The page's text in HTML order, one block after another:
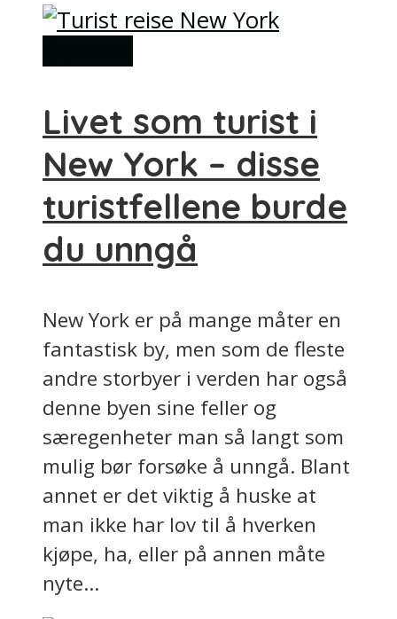
Livet som turist i
New York – disse
turistfellene burde
du unngå
New York er på mange måter en
fantastisk by, men som de fleste
andre storbyer i verden har også
denne byen sine feller og
særegenheter man så langt som
mulig bør forsøke å unngå. Blant
annet er det viktig å huske at
man ikke har lov til å hverken
kjøpe, ha, eller på annen måte
nyte...